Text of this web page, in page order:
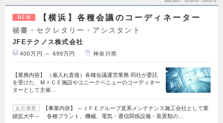
NEW 【横浜】各種会議のコーディネーター
秘書・セクレタリー・アシスタント
JFEテクノス株式会社
400万円 ～ 699万円 神奈川県
【業務内容】 （雇入れ直後）各種会議運営業務 同社が委託
を受けた、ＭＩＣＥ施設やユニークベニューのコーディネー
ターとして主催…
会社概要
【事業内容】 ～ＪＦＥグループ直系メンテナンス施工会社として業
績拡大中～ 各種プラント、機械、電気・通信関係設備・装置類の…